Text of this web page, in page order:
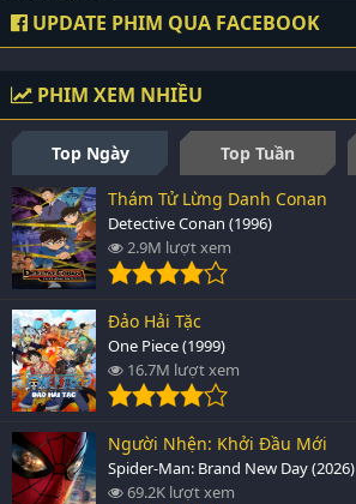
UPDATE PHIM QUA FACEBOOK
PHIM XEM NHIỀU
Top Ngày Top Tuần
Thám Tử Lừng Danh Conan
Detective Conan (1996)
2.9M lượt xem
Đảo Hải Tặc
One Piece (1999)
16.7M lượt xem
Người Nhện: Khởi Đầu Mới
Spider-Man: Brand New Day (2026)
69.2K lượt xem